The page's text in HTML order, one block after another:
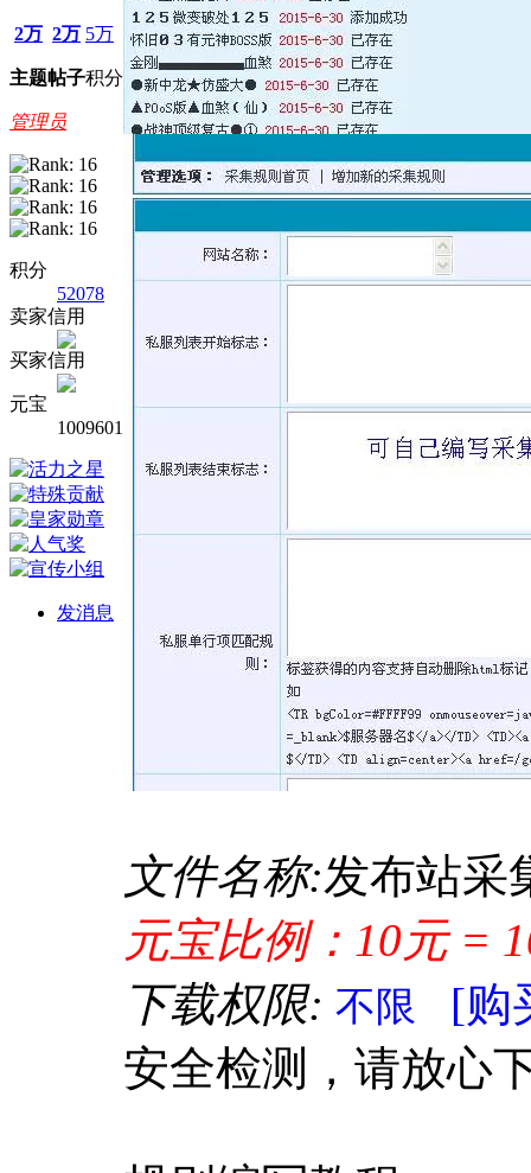
2万
主题
2万
帖子
5万
积分
管理员
积分
52078
卖家信用
买家信用
元宝
1009601
发消息
文件名称:发布站采
元宝比例：10元 =
下载权限: 不限
[购
安全检测，请放心